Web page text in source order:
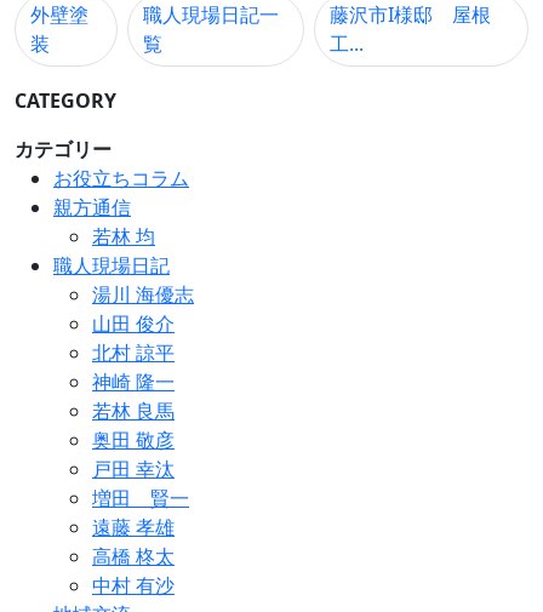
外壁塗
装
職人現場日記一
覧
藤沢市I様邸 屋根
工...
CATEGORY
カテゴリー
お役立ちコラム
親方通信
若林 均
職人現場日記
湯川 海優志
山田 俊介
北村 諒平
神崎 隆一
若林 良馬
奥田 敬彦
戸田 幸汰
増田 賢一
遠藤 孝雄
高橋 柊太
中村 有沙